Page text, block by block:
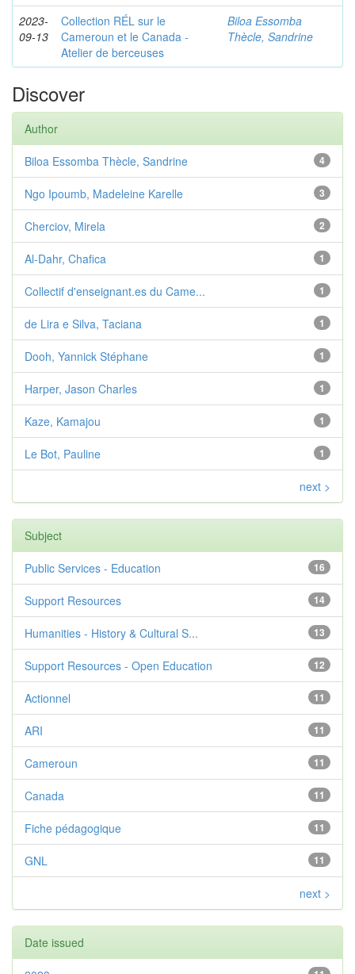
2023-
09-13
Collection RÉL sur le
Cameroun et le Canada -
Atelier de berceuses
Biloa Essomba
Thècle, Sandrine
Discover
Author
4
Biloa Essomba Thècle, Sandrine
3
Ngo Ipoumb, Madeleine Karelle
2
Cherciov, Mirela
1
Al-Dahr, Chafica
1
Collectif d'enseignant.es du Came...
1
de Lira e Silva, Taciana
1
Dooh, Yannick Stéphane
1
Harper, Jason Charles
1
Kaze, Kamajou
1
Le Bot, Pauline
next >
Subject
16
Public Services - Education
14
Support Resources
13
Humanities - History & Cultural S...
12
Support Resources - Open Education
11
Actionnel
11
ARI
11
Cameroun
11
Canada
11
Fiche pédagogique
11
GNL
next >
Date issued